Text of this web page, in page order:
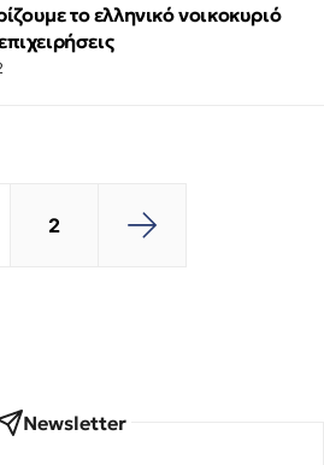
το ελληνικό νοικοκυριό
2
Newsletter